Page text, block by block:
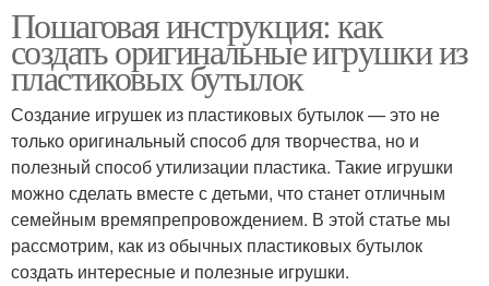
Пошаговая инструкция: как
создать оригинальные игрушки из
пластиковых бутылок
Создание игрушек из пластиковых бутылок — это не
только оригинальный способ для творчества, но и
полезный способ утилизации пластика. Такие игрушки
можно сделать вместе с детьми, что станет отличным
семейным времяпрепровождением. В этой статье мы
рассмотрим, как из обычных пластиковых бутылок
создать интересные и полезные игрушки.